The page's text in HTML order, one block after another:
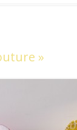
»